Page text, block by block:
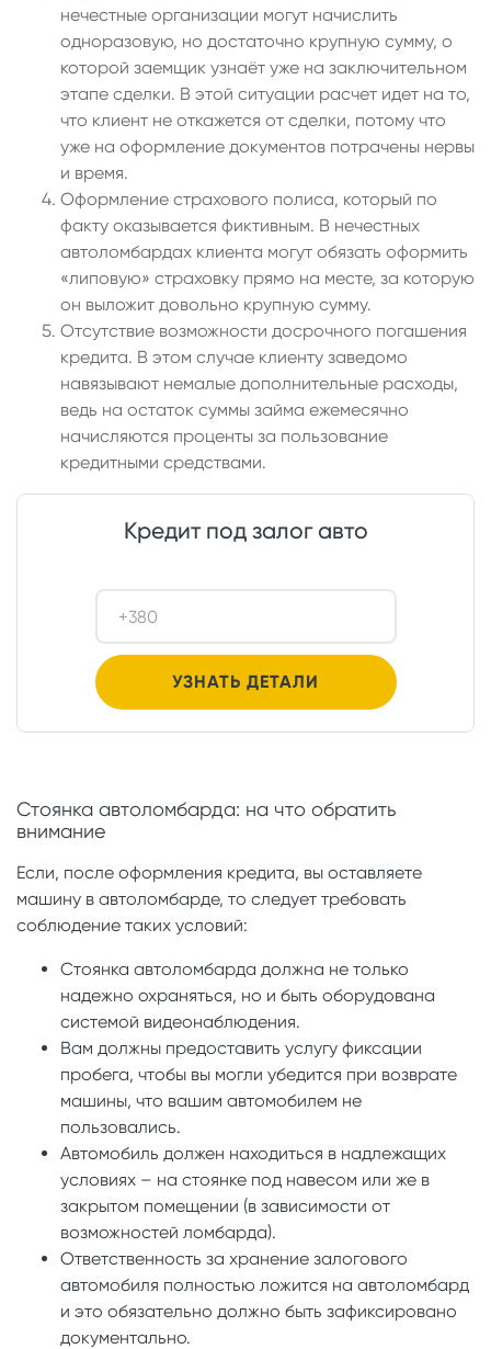
нечестные организации могут начислить
одноразовую, но достаточно крупную сумму, о
которой заемщик узнаёт уже на заключительном
этапе сделки. В этой ситуации расчет идет на то,
что клиент не откажется от сделки, потому что
уже на оформление документов потрачены нервы
и время.
Оформление страхового полиса, который по
факту оказывается фиктивным. В нечестных
автоломбардах клиента могут обязать оформить
«липовую» страховку прямо на месте, за которую
он выложит довольно крупную сумму.
Отсутствие возможности досрочного погашения
кредита. В этом случае клиенту заведомо
навязывают немалые дополнительные расходы,
ведь на остаток суммы займа ежемесячно
начисляются проценты за пользование
кредитными средствами.
Кредит под залог авто
Стоянка автоломбарда: на что обратить
внимание
Если, после оформления кредита, вы оставляете
машину в автоломбарде, то следует требовать
соблюдение таких условий:
Стоянка автоломбарда должна не только
надежно охраняться, но и быть оборудована
системой видеонаблюдения.
Вам должны предоставить услугу фиксации
пробега, чтобы вы могли убедится при возврате
машины, что вашим автомобилем не
пользовались.
Автомобиль должен находиться в надлежащих
условиях – на стоянке под навесом или же в
закрытом помещении (в зависимости от
возможностей ломбарда).
Ответственность за хранение залогового
автомобиля полностью ложится на автоломбард
и это обязательно должно быть зафиксировано
документально.